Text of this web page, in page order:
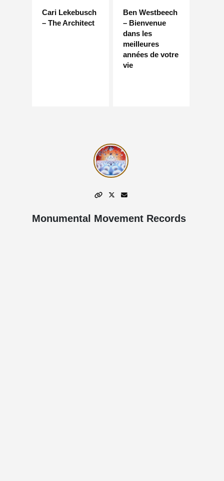
Cari Lekebusch
– The Architect
Ben Westbeech
– Bienvenue
dans les
meilleures
années de votre
vie
Monumental Movement Records